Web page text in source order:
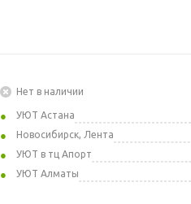
Нет в наличии
УЮТ Астана
Новосибирск, Лента
УЮТ в тц Апорт
УЮТ Алматы